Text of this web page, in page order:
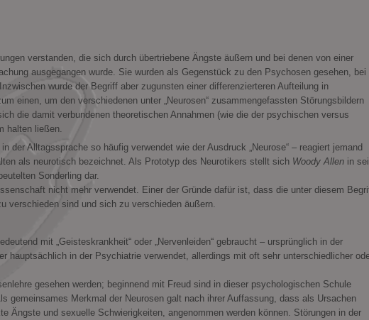
verstanden, die sich durch übertriebene Ängste äußern und bei denen von einer
ausgegangen wurde. Sie wurden als Gegenstück zu den Psychosen gesehen, bei
wurde der Begriff aber zugunsten einer differenzierteren Aufteilung in
einen, um den verschiedenen unter „Neurosen“ zusammengefassten Störungsbildern
die damit verbundenen theoretischen Annahmen (wie die der psychischen versus
halten ließen.
der Alltagssprache so häufig verwendet wie der Ausdruck „Neurose“ – reagiert jemand
als neurotisch bezeichnet. Als Prototyp des Neurotikers stellt sich Woody Allenin
Sonderling dar.
nicht mehr verwendet. Einer der Gründe dafür ist, dass die unter diesem
verschieden sind und sich zu verschieden äußern.
mit „Geisteskrankheit“ oder „Nervenleiden“ gebraucht – ursprünglich in der
hauptsächlich in der Psychiatrie verwendet, allerdings mit oft sehr unterschiedlicher
gesehen werden; beginnend mit Freud sind in dieser psychologischen Schule
gemeinsames Merkmal der Neurosen galt nach ihrer Auffassung, dass als Ursachen
Ängste und sexuelle Schwierigkeiten, angenommen werden können. Störungen in der